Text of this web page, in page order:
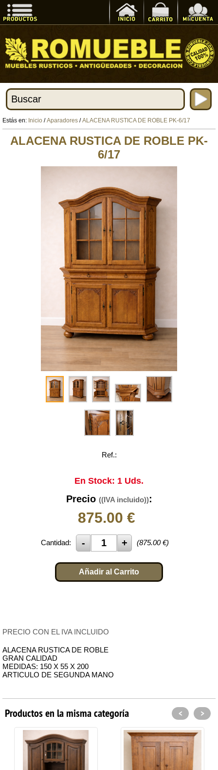
Estás en: Inicio /Aparadores /ALACENA RUSTICA DE ROBLE PK-6/17
ALACENA RUSTICA DE ROBLE PK-
6/17
Ref.:
En Stock: 1 Uds.
Precio ((IVA incluido)):
875.00 €
Cantidad: (875.00€)
Añadir al Carrito
PRECIO CON EL IVA INCLUIDO
ALACENA RUSTICA DE ROBLE
GRAN CALIDAD
MEDIDAS: 150 X 55 X 200
ARTICULO DE SEGUNDA MANO
Productos en la misma categoría < >